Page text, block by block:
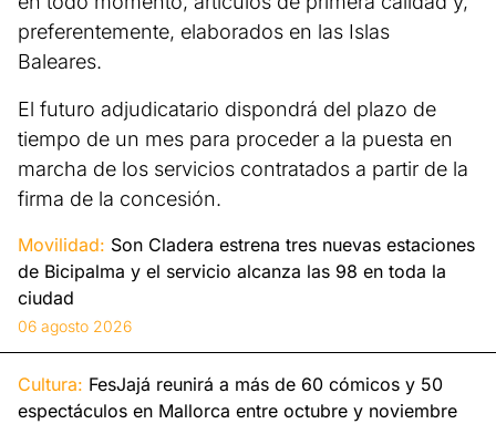
preferentemente, elaborados en las Islas
Baleares.
El futuro adjudicatario dispondrá del plazo de
tiempo de un mes para proceder a la puesta en
marcha de los servicios contratados a partir de la
firma de la concesión.
Movilidad: Son Cladera estrena tres nuevas estaciones
de Bicipalma y el servicio alcanza las 98 en toda la
ciudad
06 agosto 2026
Cultura: FesJajá reunirá a más de 60 cómicos y 50
espectáculos en Mallorca entre octubre y noviembre